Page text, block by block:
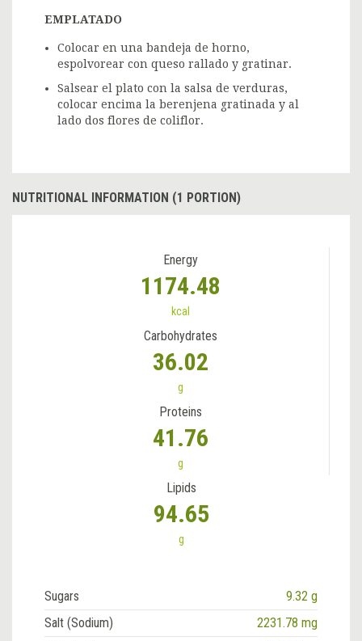
EMPLATADO
Colocar en una bandeja de horno,
espolvorear con queso rallado y gratinar.
Salsear el plato con la salsa de verduras,
colocar encima la berenjena gratinada y al
lado dos flores de coliflor.
NUTRITIONAL INFORMATION (1 PORTION)
Energy
1174.48
kcal
Carbohydrates
36.02
g
Proteins
41.76
g
Lipids
94.65
g
Sugars
9.32 g
Salt (Sodium)
2231.78 mg